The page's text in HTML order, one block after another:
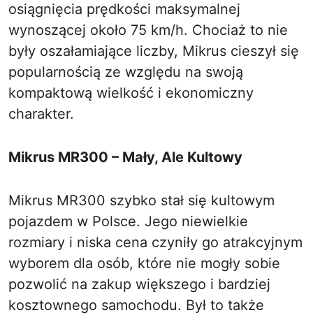
osiągnięcia prędkości maksymalnej
wynoszącej około 75 km/h. Chociaż to nie
były oszałamiające liczby, Mikrus cieszył się
popularnością ze względu na swoją
kompaktową wielkość i ekonomiczny
charakter.
Mikrus MR300 – Mały, Ale Kultowy
Mikrus MR300 szybko stał się kultowym
pojazdem w Polsce. Jego niewielkie
rozmiary i niska cena czyniły go atrakcyjnym
wyborem dla osób, które nie mogły sobie
pozwolić na zakup większego i bardziej
kosztownego samochodu. Był to także